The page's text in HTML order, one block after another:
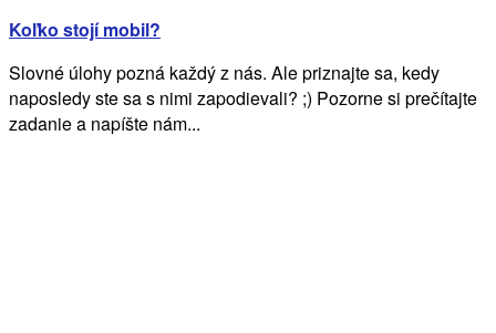
Koľko stojí mobil?
Slovné úlohy pozná každý z nás. Ale priznajte sa, kedy
naposledy ste sa s nimi zapodievali? ;) Pozorne si prečítajte
zadanie a napíšte nám...